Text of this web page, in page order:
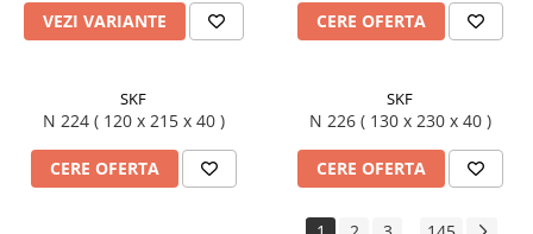
VEZI VARIANTE CERE OFERTA
SKF
N 224 ( 120 x 215 x 40 )
CERE OFERTA
SKF
N 226 ( 130 x 230 x 40 )
CERE OFERTA